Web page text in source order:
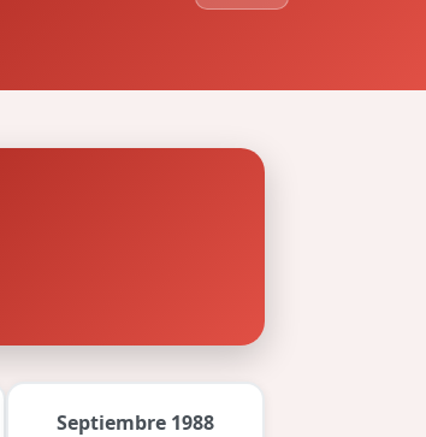
Septiembre 1988